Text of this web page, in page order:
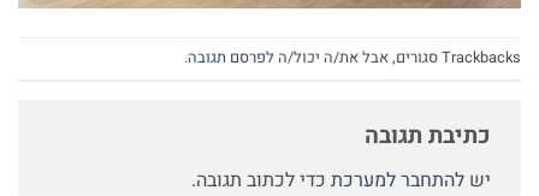
Trackbacks סגורים, אבל את/ה יכול/ה לפרסם תגובה.
כתיבת תגובה
יש להתחבר למערכת כדי לכתוב תגובה.